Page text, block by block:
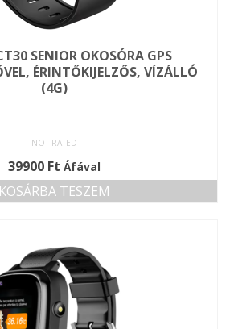
SENIOR OKOSÓRA GPS
ÉRINTŐKIJELZŐS, VÍZÁLLÓ
(4G)
NOT RATED
39900 Ft Áfával
KOSÁRBA TESZEM